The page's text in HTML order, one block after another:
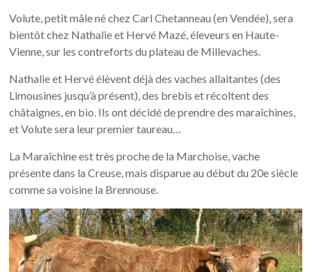
Volute, petit mâle né chez Carl Chetanneau (en Vendée), sera
bientôt chez Nathalie et Hervé Mazé, éleveurs en Haute-
Vienne, sur les contreforts du plateau de Millevaches.
Nathalie et Hervé élèvent déjà des vaches allaitantes (des
Limousines jusqu’à présent), des brebis et récoltent des
châtaignes, en bio. Ils ont décidé de prendre des maraîchines,
et Volute sera leur premier taureau…
La Maraîchine est très proche de la Marchoise, vache
présente dans la Creuse, mais disparue au début du 20e siècle
comme sa voisine la Brennouse.